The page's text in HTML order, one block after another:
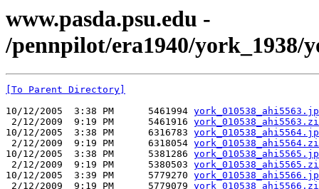
www.pasda.psu.edu -
/pennpilot/era1940/york_1938/
[To Parent Directory]
10/12/2005  3:38 PM      5461994
2/12/2009  9:19 PM      5461916
10/12/2005  3:38 PM      6316783
2/12/2009  9:19 PM      6318054
10/12/2005  3:38 PM      5381286
2/12/2009  9:19 PM      5380503
10/12/2005  3:39 PM      5779270
2/12/2009  9:19 PM      5779079